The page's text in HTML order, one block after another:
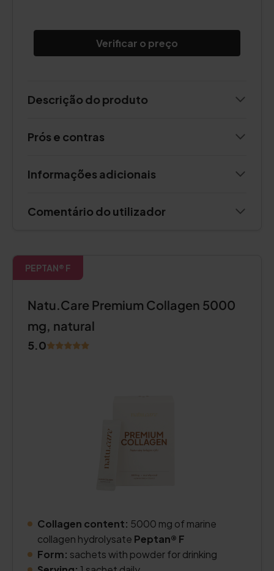
Verificar o preço
Descrição do produto
Prós e contras
Informações adicionais
Comentário do utilizador
PEPTAN® F
Natu.Care Premium Collagen 5000
mg, natural
5.0
Collagen content: 5000 mg of marine
collagen hydrolysate Peptan® F
Form: sachets with powder for drinking